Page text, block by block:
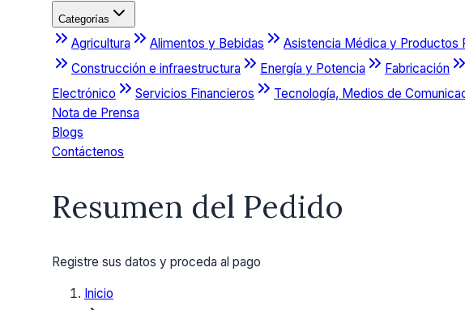
Categorías
Agricultura Alimentos y Bebidas Asistencia Médica y Productos
Construcción e infraestructura
Energía y Potencia Fabricación
Electrónico
Servicios Financieros Tecnología, Medios de
Nota de Prensa
Blogs
Contáctenos
Resumen del Pedido
Registre sus datos y proceda al pago
Inicio